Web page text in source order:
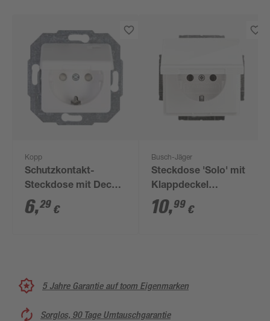
Kopp
Schutzkontakt-
Steckdose mit Deckel
'Europa' arktisweiß
6,29 €
Busch-Jäger
Steckdose 'Solo' mit
Klappdeckel
studioweiß
10,99 €
5 Jahre Garantie auf toom Eigenmarken
Sorglos, 90 Tage Umtauschgarantie